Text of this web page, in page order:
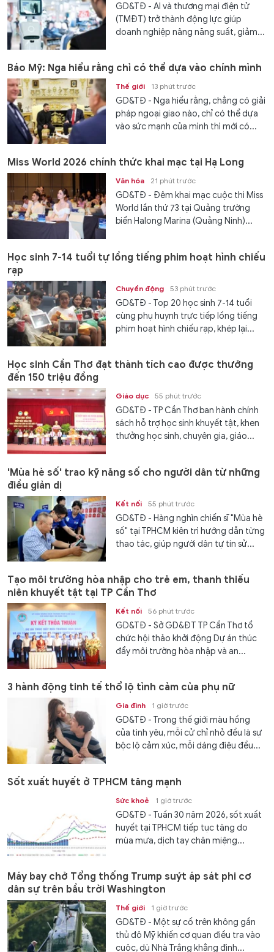
GD&TĐ - AI và thương mại điện tử
(TMĐT) trở thành động lực giúp
doanh nghiệp nâng năng suất, giảm...
Báo Mỹ: Nga hiểu rằng chỉ có thể dựa vào chính mình
Thế giới 13 phút trước
GD&TĐ - Nga hiểu rằng, chẳng có giải
pháp ngoại giao nào, chỉ có thể dựa
vào sức mạnh của mình thì mới có...
Miss World 2026 chính thức khai mạc tại Hạ Long
Văn hóa 21 phút trước
GD&TĐ - Đêm khai mạc cuộc thi Miss
World lần thứ 73 tại Quảng trường
biển Halong Marina (Quảng Ninh)...
Học sinh 7-14 tuổi tự lồng tiếng phim hoạt hình chiếu
rạp
Chuyển động 53 phút trước
GD&TĐ - Top 20 học sinh 7-14 tuổi
cùng phụ huynh trực tiếp lồng tiếng
phim hoạt hình chiếu rạp, khép lại...
Học sinh Cần Thơ đạt thành tích cao được thưởng
đến 150 triệu đồng
Giáo dục 55 phút trước
GD&TĐ - TP Cần Thơ ban hành chính
sách hỗ trợ học sinh khuyết tật, khen
thưởng học sinh, chuyên gia, giáo...
'Mùa hè số' trao kỹ năng số cho người dân từ những
điều giản dị
Kết nối 55 phút trước
GD&TĐ - Hàng nghìn chiến sĩ "Mùa hè
số" tại TPHCM kiên trì hướng dẫn từng
thao tác, giúp người dân tự tin sử...
Tạo môi trường hòa nhập cho trẻ em, thanh thiếu
niên khuyết tật tại TP Cần Thơ
Kết nối 56 phút trước
GD&TĐ - Sở GD&ĐT TP Cần Thơ tổ
chức hội thảo khởi động Dự án thúc
đẩy môi trường hòa nhập và an...
3 hành động tinh tế thổ lộ tình cảm của phụ nữ
Gia đình 1 giờ trước
GD&TĐ - Trong thế giới màu hồng
của tình yêu, mỗi cử chỉ nhỏ đều là sự
bộc lộ cảm xúc, mỗi dáng điệu đều...
Sốt xuất huyết ở TPHCM tăng mạnh
Sức khoẻ 1 giờ trước
GD&TĐ - Tuần 30 năm 2026, sốt xuất
huyết tại TPHCM tiếp tục tăng do
mùa mưa, dịch tay chân miệng...
Máy bay chở Tổng thống Trump suýt áp sát phi cơ
dân sự trên bầu trời Washington
Thế giới 1 giờ trước
GD&TĐ - Một sự cố trên không gần
thủ đô Mỹ khiến cơ quan điều tra vào
cuộc, dù Nhà Trắng khẳng định...